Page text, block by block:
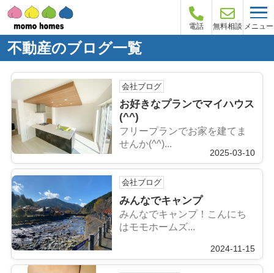
電話 無料相談 メニュー
不動産のブログ一覧
会社ブログ
お好きなプランでマイハウス
(^^)
フリープランでお家を建てま
せんか(^^)...
2025-03-10
会社ブログ
みんなでキャンプ
みんなでキャンプ！こんにち
はモモホームズ...
2024-11-15